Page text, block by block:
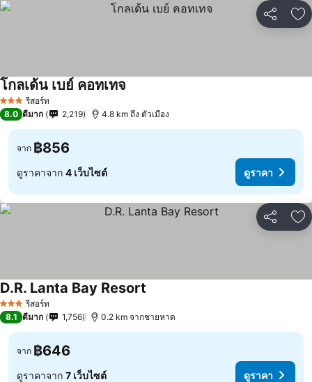
แชร์ เ
3 ดาว รีสอร์ท
โกลเด้น เบย์ คอทเทจ
8.0 ดีมาก 2,219 4.8 km ถึง ตัวเมือง
จาก ฿856
ดูราคาจาก 4 เว็บไซต์ ดูราคา
แชร์ เ
3 ดาว รีสอร์ท
D.R. Lanta Bay Resort
8.1 ดีมาก 1,756 0.2 km จากชายหาด
จาก ฿646
ดูราคาจาก 7 เว็บไซต์ ดูราคา